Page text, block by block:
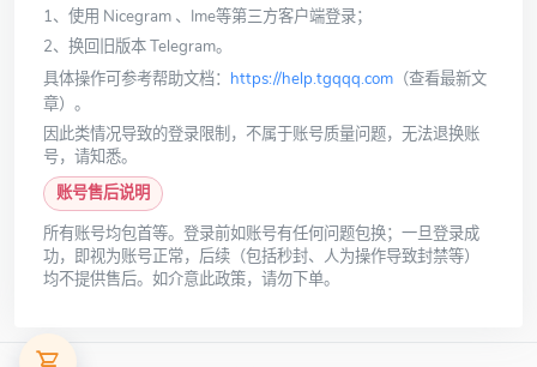
1、使用 Nicegram 、Ime等第三方客户端登录；
2、换回旧版本 Telegram。
具体操作可参考帮助文档： https://help.tgqqq.com （查看最新文
章）。
因此类情况导致的登录限制，不属于账号质量问题，无法退换账
号，请知悉。
账号售后说明
所有账号均包首等。登录前如账号有任何问题包换；一旦登录成
功，即视为账号正常，后续（包括秒封、人为操作导致封禁等）
均不提供售后。如介意此政策，请勿下单。